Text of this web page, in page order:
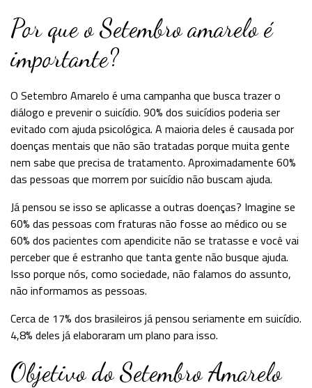
Por que o Setembro amarelo é
importante?
O Setembro Amarelo é uma campanha que busca trazer o
diálogo e prevenir o suicídio. 90% dos suicídios poderia ser
evitado com ajuda psicológica. A maioria deles é causada por
doenças mentais que não são tratadas porque muita gente
nem sabe que precisa de tratamento. Aproximadamente 60%
das pessoas que morrem por suicídio não buscam ajuda.
Já pensou se isso se aplicasse a outras doenças? Imagine se
60% das pessoas com fraturas não fosse ao médico ou se
60% dos pacientes com apendicite não se tratasse e você vai
perceber que é estranho que tanta gente não busque ajuda.
Isso porque nós, como sociedade, não falamos do assunto,
não informamos as pessoas.
Cerca de 17% dos brasileiros já pensou seriamente em suicídio.
4,8% deles já elaboraram um plano para isso.
Objetivo do Setembro Amarelo